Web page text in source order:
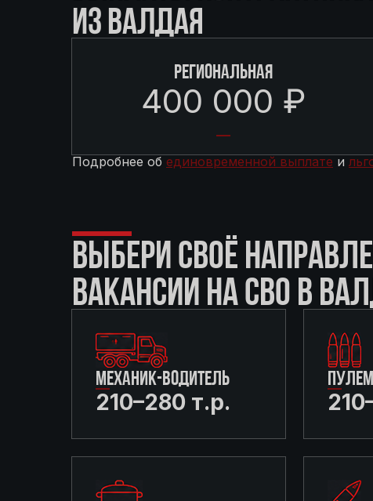
ИЗ ВАЛДАЯ
РЕГИОНАЛЬНАЯ
400 000 ₽
Подробнее об единовременной выплате и
ВЫБЕРИ СВОЁ
ВАКАНСИИ НА СВО В
МЕХАНИК-ВОДИТЕЛЬ
210–280 т.р.